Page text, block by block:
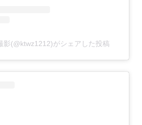
影(@ktwz1212)がシェアした投稿